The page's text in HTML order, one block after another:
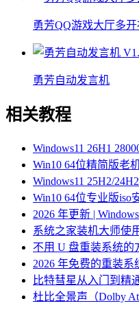
勇芳QQ游戏大厅多开
勇芳自动发言机
相关教程
Windows11 26H1
Win10 64位精简版老
Windows11 25H2/
Win10 64位专业版iso
2026 年更新 |
系统之家装机大师使
不用 U 盘重装系统的
2026 年免费的重装系
比特彗星从入门到精
杜比全景声（Dolby